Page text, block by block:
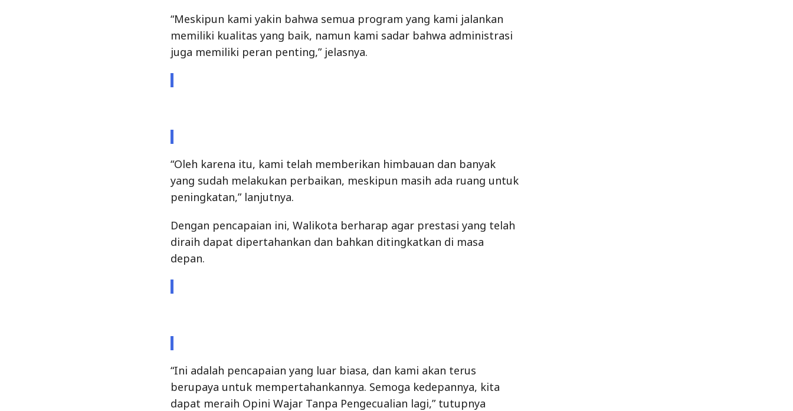
“Meskipun kami yakin bahwa semua program yang kami jalankan
memiliki kualitas yang baik, namun kami sadar bahwa administrasi
juga memiliki peran penting,” jelasnya.
“Oleh karena itu, kami telah memberikan himbauan dan banyak
yang sudah melakukan perbaikan, meskipun masih ada ruang untuk
peningkatan,” lanjutnya.
Dengan pencapaian ini, Walikota berharap agar prestasi yang telah
diraih dapat dipertahankan dan bahkan ditingkatkan di masa
depan.
“Ini adalah pencapaian yang luar biasa, dan kami akan terus
berupaya untuk mempertahankannya. Semoga kedepannya, kita
dapat meraih Opini Wajar Tanpa Pengecualian lagi,” tutupnya